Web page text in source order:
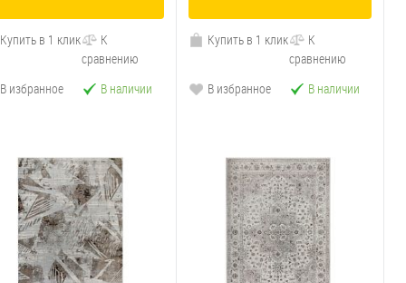
Купить в 1 клик
К
сравнению
В избранное
В наличии
Купить в 1 клик
К
сравнению
В избранное
В наличии